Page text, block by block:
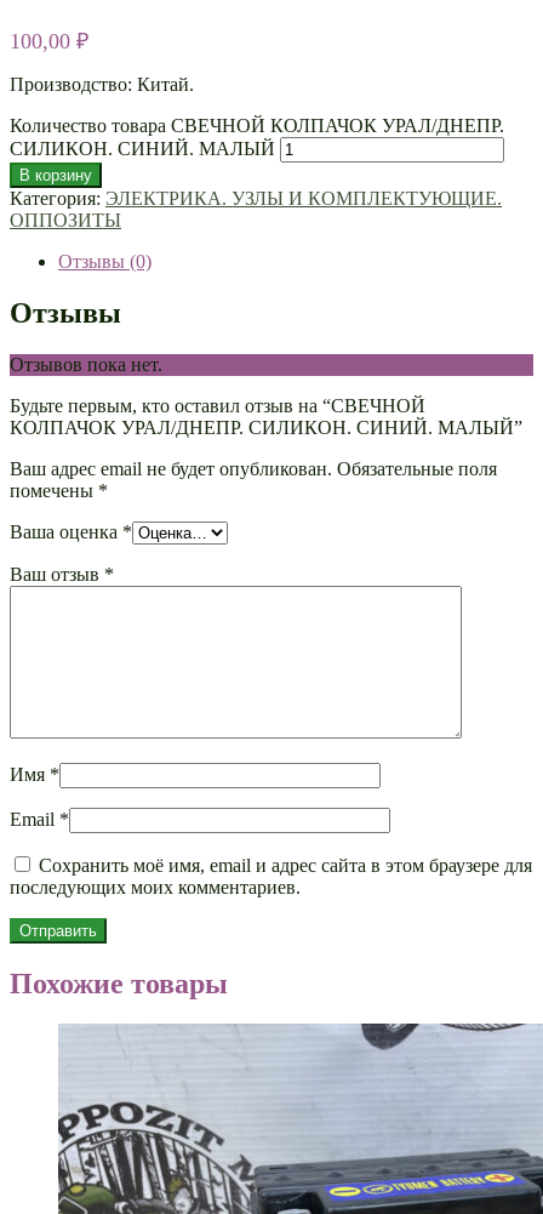
100,00 ₽
Производство: Китай.
Количество товара СВЕЧНОЙ КОЛПАЧОК УРАЛ/ДНЕПР.
СИЛИКОН. СИНИЙ. МАЛЫЙ
В корзину
Категория: ЭЛЕКТРИКА. УЗЛЫ И КОМПЛЕКТУЮЩИЕ.
ОППОЗИТЫ
Отзывы (0)
Отзывы
Отзывов пока нет.
Будьте первым, кто оставил отзыв на “СВЕЧНОЙ
КОЛПАЧОК УРАЛ/ДНЕПР. СИЛИКОН. СИНИЙ. МАЛЫЙ”
Ваш адрес email не будет опубликован. Обязательные поля
помечены *
Ваша оценка *
Ваш отзыв *
Имя *
Email *
Сохранить моё имя, email и адрес сайта в этом браузере для
последующих моих комментариев.
Похожие товары